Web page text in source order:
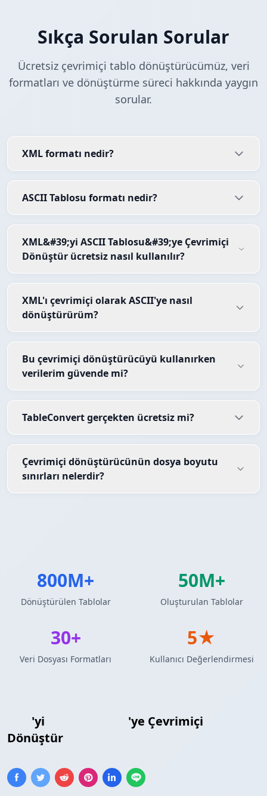
'yi
'ye Çevrimiçi
Dönüştür
Sıkça Sorulan Sorular
Ücretsiz çevrimiçi tablo dönüştürücümüz, veri
formatları ve dönüştürme süreci hakkında yaygın
sorular.
XML formatı nedir?
ASCII Tablosu formatı nedir?
XML&#39;yi ASCII Tablosu&#39;ye Çevrimiçi
Dönüştür ücretsiz nasıl kullanılır?
XML'ı çevrimiçi olarak ASCII'ye nasıl
dönüştürürüm?
Bu çevrimiçi dönüştürücüyü kullanırken
verilerim güvende mi?
TableConvert gerçekten ücretsiz mi?
Çevrimiçi dönüştürücünün dosya boyutu
sınırları nelerdir?
800M+
Dönüştürülen Tablolar
50M+
Oluşturulan Tablolar
30+
Veri Dosyası Formatları
5★
Kullanıcı Değerlendirmesi